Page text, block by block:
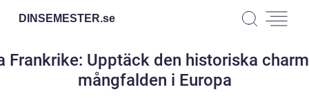
DINSEMESTER.se
Frankrike: Upptäck den historiska
mångfalden i Europa